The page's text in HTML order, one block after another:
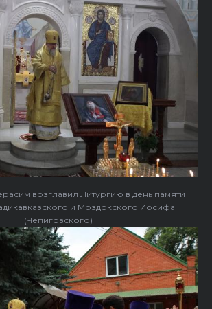
возглавил Литургию в день памяти
и Моздокского Иосифа
(Чепиговского)